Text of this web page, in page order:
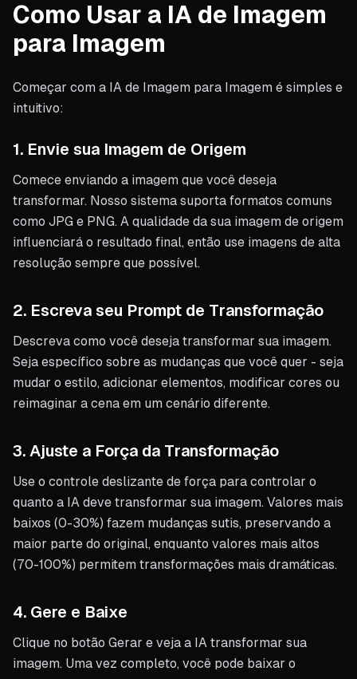
Como Usar a IA de Imagem
para Imagem
Começar com a IA de Imagem para Imagem é simples e
intuitivo:
1. Envie sua Imagem de Origem
Comece enviando a imagem que você deseja
transformar. Nosso sistema suporta formatos comuns
como JPG e PNG. A qualidade da sua imagem de origem
influenciará o resultado final, então use imagens de alta
resolução sempre que possível.
2. Escreva seu Prompt de Transformação
Descreva como você deseja transformar sua imagem.
Seja específico sobre as mudanças que você quer - seja
mudar o estilo, adicionar elementos, modificar cores ou
reimaginar a cena em um cenário diferente.
3. Ajuste a Força da Transformação
Use o controle deslizante de força para controlar o
quanto a IA deve transformar sua imagem. Valores mais
baixos (0-30%) fazem mudanças sutis, preservando a
maior parte do original, enquanto valores mais altos
(70-100%) permitem transformações mais dramáticas.
4. Gere e Baixe
Clique no botão Gerar e veja a IA transformar sua
imagem. Uma vez completo, você pode baixar o